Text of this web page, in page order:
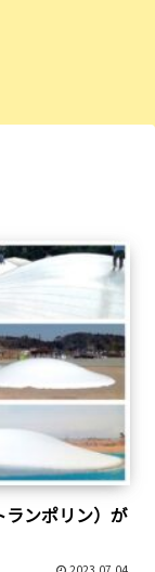
ランポリン）が